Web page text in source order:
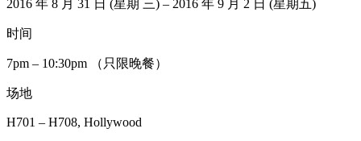
2016 年 8 月 31 日 (星期 三) – 2016 年 9 月 2 日 (星期五)
时间
7pm – 10:30pm （只限晚餐）
场地
H701 – H708, Hollywood